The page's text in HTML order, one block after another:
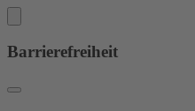
Barrierefreiheit